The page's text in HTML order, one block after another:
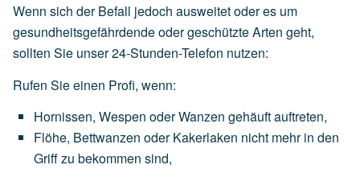
Wenn sich der Befall jedoch ausweitet oder es um
gesundheitsgefährdende oder geschützte Arten geht,
sollten Sie unser 24-Stunden-Telefon nutzen:
Rufen Sie einen Profi, wenn:
Hornissen, Wespen oderWanzen gehäuftauftreten,
Flöhe, Bettwanzen oder Kakerlaken nicht mehr in den
Griffzu bekommen sind,